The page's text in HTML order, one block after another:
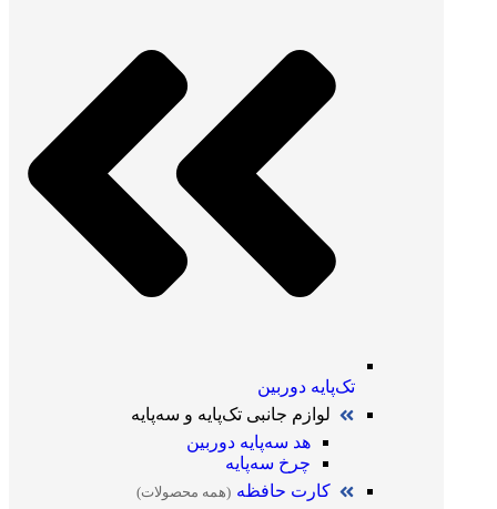
تک‌پایه دوربین
لوازم جانبی تک‌پایه و سه‌پایه
هد سه‌پایه دوربین
چرخ سه‌پایه
کارت حافظه (همه محصولات)